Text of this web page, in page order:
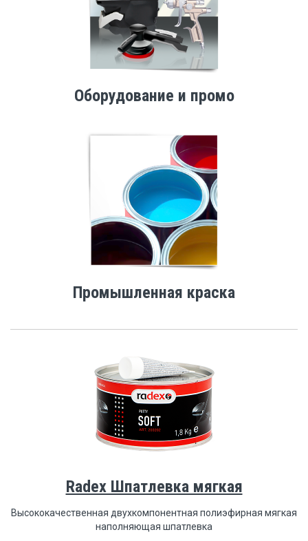
Оборудование и промо
Промышленная краска
Radex Шпатлевка мягкая
Высококачественная двухкомпонентная полиэфирная мягкая
наполняющая шпатлевка